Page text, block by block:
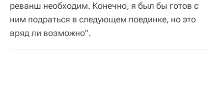
реванш необходим. Конечно, я был бы готов с
ним подраться в следующем поединке, но это
вряд ли возможно".